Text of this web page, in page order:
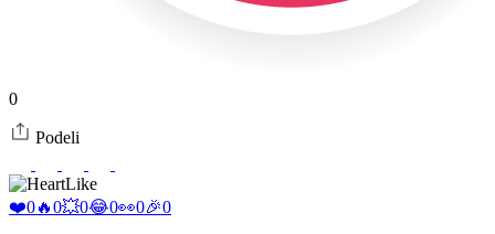
0
Podeli
Like
❤️0🔥0💥0😂0👀0🎉0